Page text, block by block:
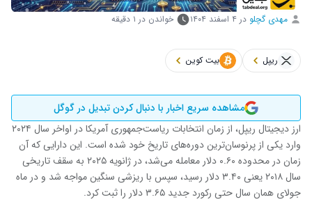
مهدی گچلو در ۴ اسفند ۱۴۰۴ خواندن در ۱ دقیقه
ریپل بیت کوین
مشاهده سریع اخبار با دنبال کردن تبدیل در گوگل
ارز دیجیتال ریپل، از زمان انتخابات ریاست‌جمهوری آمریکا در اواخر سال ۲۰۲۴
وارد یکی از پرنوسان‌ترین دوره‌های تاریخ خود شده است. این دارایی که آن
زمان در محدوده ۰.۶۰ دلار معامله می‌شد، در ژانویه ۲۰۲۵ به سقف تاریخی
سال ۲۰۱۸ یعنی ۳.۴۰ دلار رسید، سپس با ریزشی سنگین مواجه شد و در ماه
جولای همان سال حتی رکورد جدید ۳.۶۵ دلار را ثبت کرد.